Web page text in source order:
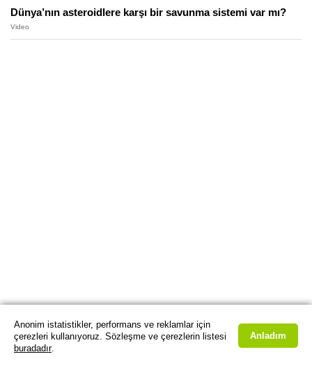
Dünya’nın asteroidlere karşı bir savunma sistemi var mı?
Video
Anonim istatistikler, performans ve reklamlar için
çerezleri kullanıyoruz. Sözleşme ve çerezlerin listesi
buradadır.
Anladım